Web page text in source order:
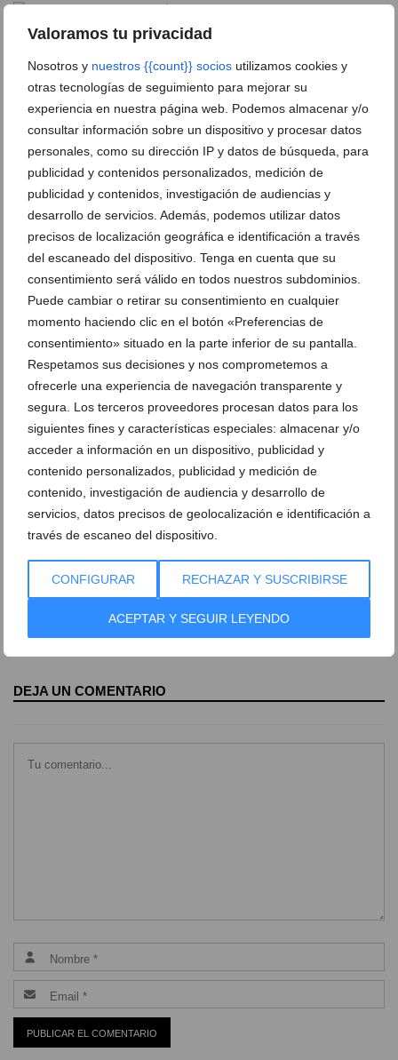
Valoramos tu privacidad
Nosotros y nuestros {{count}} socios utilizamos cookies y
otras tecnologías de seguimiento para mejorar su
experiencia en nuestra página web. Podemos almacenar y/o
consultar información sobre un dispositivo y procesar datos
personales, como su dirección IP y datos de búsqueda, para
publicidad y contenidos personalizados, medición de
publicidad y contenidos, investigación de audiencias y
desarrollo de servicios. Además, podemos utilizar datos
precisos de localización geográfica e identificación a través
del escaneado del dispositivo. Tenga en cuenta que su
consentimiento será válido en todos nuestros subdominios.
Puede cambiar o retirar su consentimiento en cualquier
momento haciendo clic en el botón «Preferencias de
consentimiento» situado en la parte inferior de su pantalla.
Respetamos sus decisiones y nos comprometemos a
ofrecerle una experiencia de navegación transparente y
segura. Los terceros proveedores procesan datos para los
siguientes fines y características especiales: almacenar y/o
acceder a información en un dispositivo, publicidad y
contenido personalizados, publicidad y medición de
contenido, investigación de audiencia y desarrollo de
servicios, datos precisos de geolocalización e identificación a
través de escaneo del dispositivo.
CONFIGURAR RECHAZAR Y SUSCRIBIRSE
ACEPTAR Y SEGUIR LEYENDO
Salva Signes con Santago Guzmán y
Alberola
Víctor Pérez
Vincent McKoy junto a Juan Sellens y
Manuel Chiner
Youssef Ahatach, Andrés Bella y José
Manuel García en el podio
Abella en el Primer Montañar Adrián Adri en la carrera
Araceli Chornet en plena carrera Atleta silla ruedas en el Montañar
Atletas de Benissa durante la carrera Atletas de Ondara durante la prueba
Primer Montañar
Atletas del Llebeig Xàbia en la carrera
Colomer en el Primer Montañar Franc López durante la carrera
Grupo cabecero de la carrera Grupo de Atletas en el Montañar
Grupo de chicas en la carrera Grupo estirado de atletas
Mª Isabel Ferrer durante la carrera Nizar tirando de su grupo
Padre tirando del carrito Saludando a la cámara
Toni Soler tirando del grupo
DEJA UN COMENTARIO